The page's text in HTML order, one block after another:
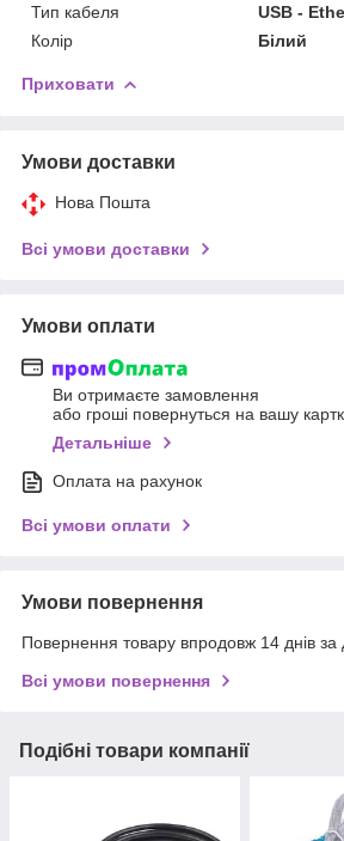
Тип кабеля
USB -
Колір
Білий
Приховати
Умови доставки
Нова Пошта
Всі умови доставки
Умови оплати
Ви отримаєте замовлення
або гроші повернуться на вашу
Детальніше
Оплата на рахунок
Всі умови оплати
Умови повернення
Повернення товару впродовж 14 днів за
Всі умови повернення
Подібні товари компанії